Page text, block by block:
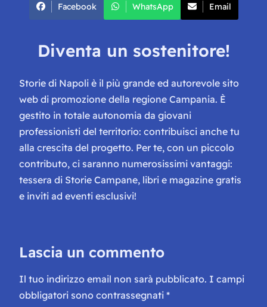
Facebook WhatsApp Email
Diventa un sostenitore!
Storie di Napoli è il più grande ed autorevole sito
web di promozione della regione Campania. È
gestito in totale autonomia da giovani
professionisti del territorio: contribuisci anche tu
alla crescita del progetto. Per te, con un piccolo
contributo, ci saranno numerosissimi vantaggi:
tessera di Storie Campane, libri e magazine gratis
e inviti ad eventi esclusivi!
Lascia un commento
Il tuo indirizzo email non sarà pubblicato. I campi
obbligatori sono contrassegnati *